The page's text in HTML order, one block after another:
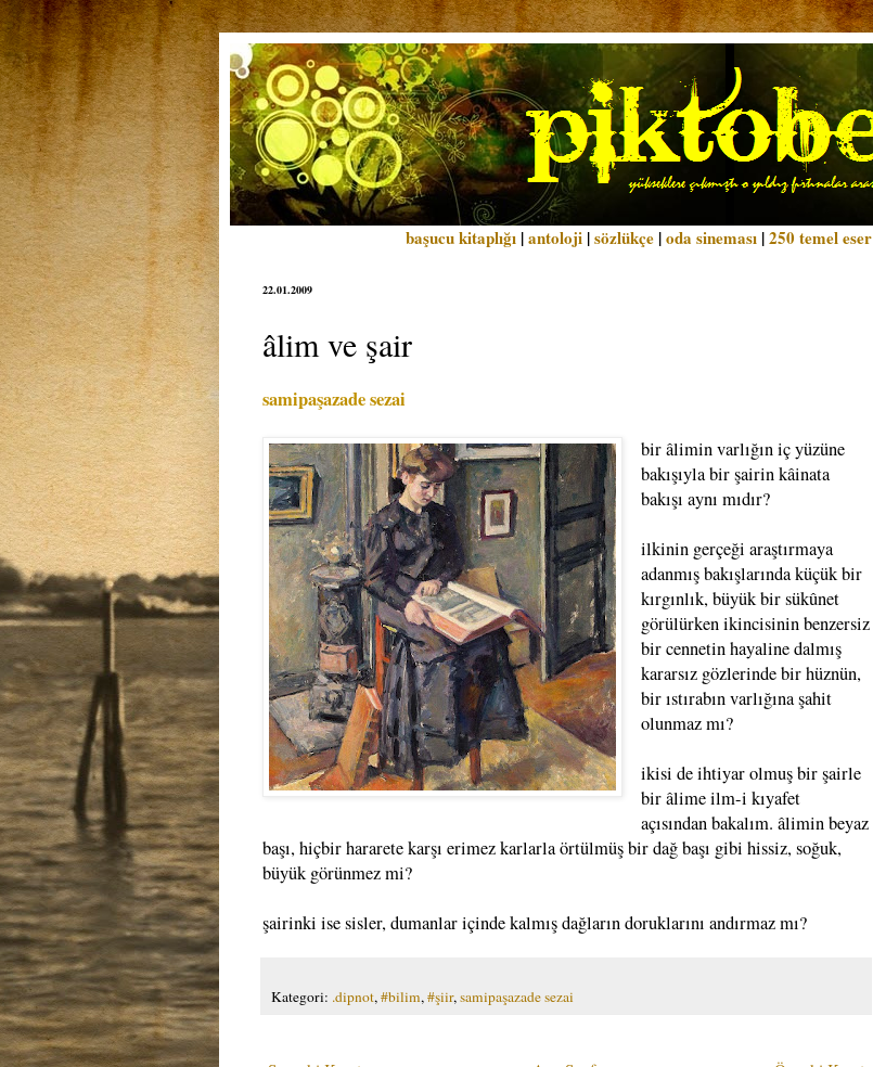
başucu kitaplığı |antoloji |sözlükçe |oda sineması |250 temel eser
22.01.2009
âlim ve şair
samipaşazade sezai
bir âlimin varlığın iç yüzüne
bakışıyla bir şairin kâinata
bakışı aynı mıdır?
ilkinin gerçeği araştırmaya
adanmış bakışlarında küçük bir
kırgınlık, büyük bir sükûnet
görülürken ikincisinin benzersiz
bir cennetin hayaline dalmış
kararsız gözlerinde bir hüznün,
bir ıstırabın varlığına şahit
olunmaz mı?
ikisi de ihtiyar olmuş bir şairle
bir âlime ilm-i kıyafet
açısından bakalım. âlimin beyaz
başı, hiçbir hararete karşı erimez karlarla örtülmüş bir dağ başı gibi hissiz, soğuk,
büyük görünmez mi?
şairinki ise sisler, dumanlar içinde kalmış dağların doruklarını andırmaz mı?
Kategori: .dipnot,#bilim,#şiir,samipaşazade sezai